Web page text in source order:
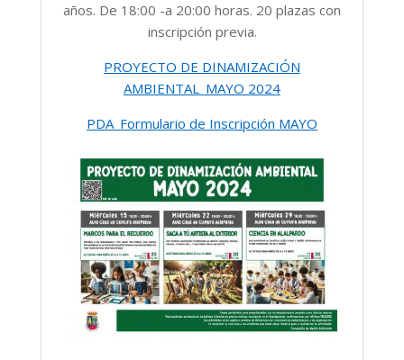
años. De 18:00 -a 20:00 horas. 20 plazas con
inscripción previa.
PROYECTO DE DINAMIZACIÓN
AMBIENTAL_MAYO 2024
PDA_Formulario de Inscripción MAYO